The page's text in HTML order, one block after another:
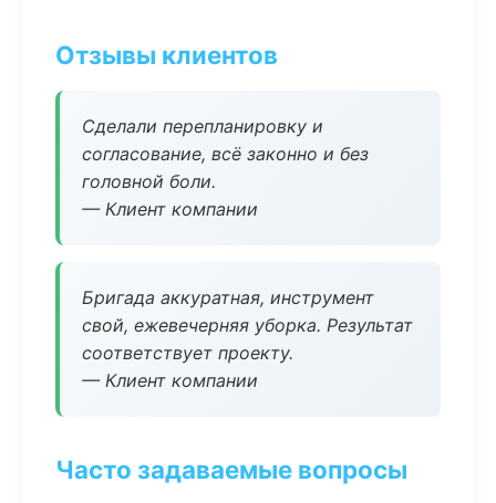
Отзывы клиентов
Сделали перепланировку и
согласование, всё законно и без
головной боли.
— Клиент компании
Бригада аккуратная, инструмент
свой, ежевечерняя уборка. Результат
соответствует проекту.
— Клиент компании
Часто задаваемые вопросы